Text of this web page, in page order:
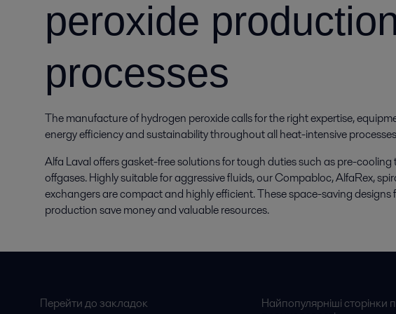
peroxide
processes
The manufacture of hydrogen peroxide calls for the right expertise,
energy efficiency and sustainability throughout all heat-intensive
Alfa Laval offers gasket-free solutions for tough duties such as pre-cooling
offgases. Highly suitable for aggressive fluids, our Compabloc, AlfaRex,
exchangers are compact and highly efficient. These space-saving designs
production save money and valuable resources.
Перейти до закладок
Найпопулярніші сторінки